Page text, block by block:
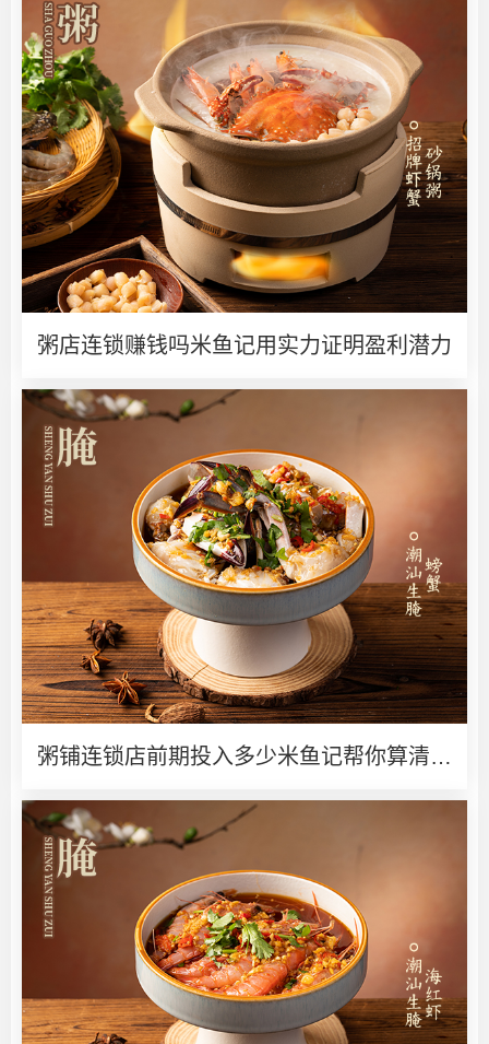
粥店连锁赚钱吗米鱼记用实力证明盈利潜力
粥铺连锁店前期投入多少米鱼记帮你算清创
业账